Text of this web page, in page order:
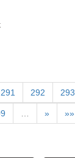
291 292 293
» »»